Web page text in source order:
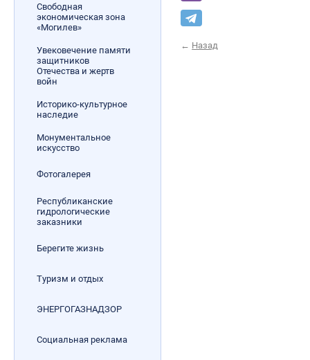
Свободная
экономическая зона
«Могилев»
Увековечение памяти
защитников
Отечества и жертв
войн
Историко-культурное
наследие
Монументальное
искусство
Фотогалерея
Республиканские
гидрологические
заказники
Берегите жизнь
Туризм и отдых
ЭНЕРГОГАЗНАДЗОР
Социальная реклама
← Назад